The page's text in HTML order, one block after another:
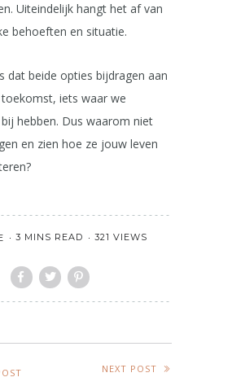
Uiteindelijk hangt het af van
behoeften en situatie.
dat beide opties bijdragen aan
iets waar we
hebben. Dus waarom niet
en zien hoe ze jouw leven
3 MINS READ 321 VIEWS
NEXT POST